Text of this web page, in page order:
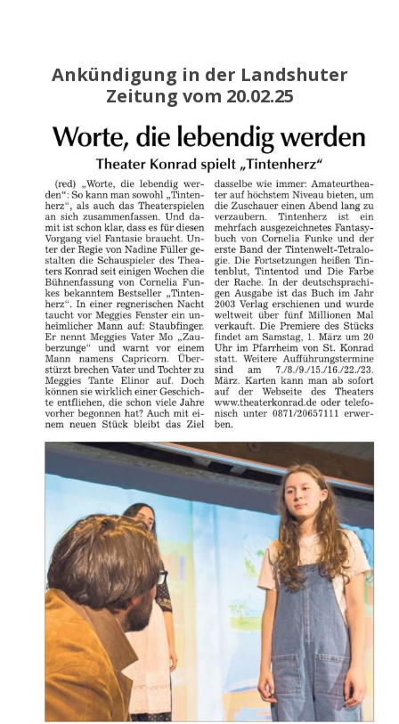
Ankündigung in der Landshuter
Zeitung vom 20.02.25